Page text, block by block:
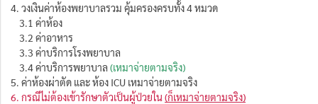
4. วงเงินค่าห้องพยาบาลรวม คุ้มครองครบทั้ง 4 หมวด
3.1 ค่าห้อง
3.2 ค่าอาหาร
3.3 ค่าบริการโรงพยาบาล
3.4 ค่าบริการพยาบาล (เหมาจ่ายตามจริง)
5. ค่าห้องผ่าตัด และ ห้อง ICU เหมาจ่ายตามจริง
6. กรณีไม่ต้องเข้ารักษาตัวเป็นผู้ป่วยใน(ก็เหมาจ่ายตามจริง)